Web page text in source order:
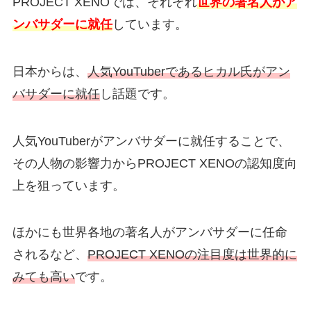
ンバサダーに就任しています。
日本からは、 人気YouTuberであるヒカル氏がアン
バサダーに就任し話題です。
人気YouTuberがアンバサダーに就任することで、
その人物の影響力からPROJECT XENOの認知度向
上を狙っています。
ほかにも世界各地の著名人がアンバサダーに任命
されるなど、 PROJECT XENOの注目度は世界的に
みても高いです。